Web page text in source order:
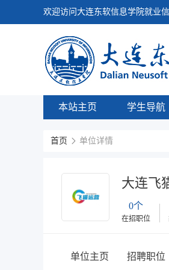
欢迎访问大连东软信息学院就业
本站主页 学生导航
首页 单位详情
大连飞
0个
在招职位
单位主页 招聘职位